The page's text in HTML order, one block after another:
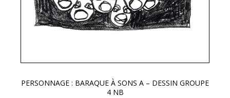
PERSONNAGE : BARAQUE À SONS A – DESSIN GROUPE
4 NB